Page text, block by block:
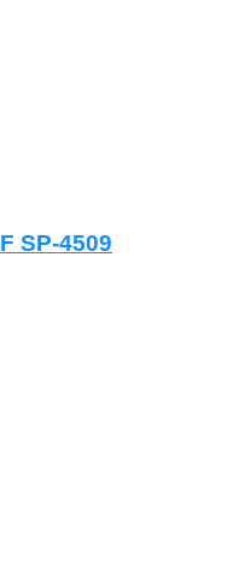
SP-4509